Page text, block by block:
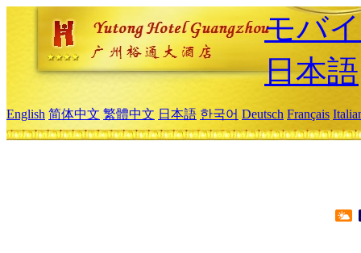
モバ
日本語
English 简体中文 繁體中文 日本語 한국어 Deutsch Français